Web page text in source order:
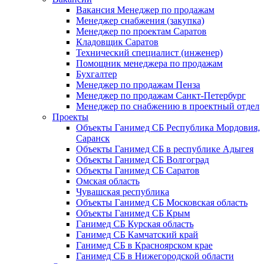
Вакансия Менеджер по продажам
Менеджер снабжения (закупка)
Менеджер по проектам Саратов
Кладовщик Саратов
Технический специалист (инженер)
Помощник менеджера по продажам
Бухгалтер
Менеджер по продажам Пенза
Менеджер по продажам Санкт-Петербург
Менеджер по снабжению в проектный отдел
Проекты
Объекты Ганимед СБ Республика Мордовия,
Саранск
Объекты Ганимед СБ в республике Адыгея
Объекты Ганимед СБ Волгоград
Объекты Ганимед СБ Саратов
Омская область
Чувашская республика
Объекты Ганимед СБ Московская область
Объекты Ганимед СБ Крым
Ганимед СБ Курская область
Ганимед СБ Камчатский край
Ганимед СБ в Красноярском крае
Ганимед СБ в Нижегородской области